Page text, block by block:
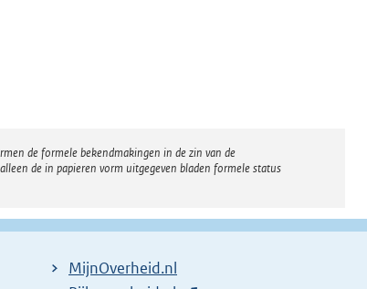
de formele bekendmakingen in de zin van de
de in papieren vorm uitgegeven bladen formele status
MijnOverheid.nl